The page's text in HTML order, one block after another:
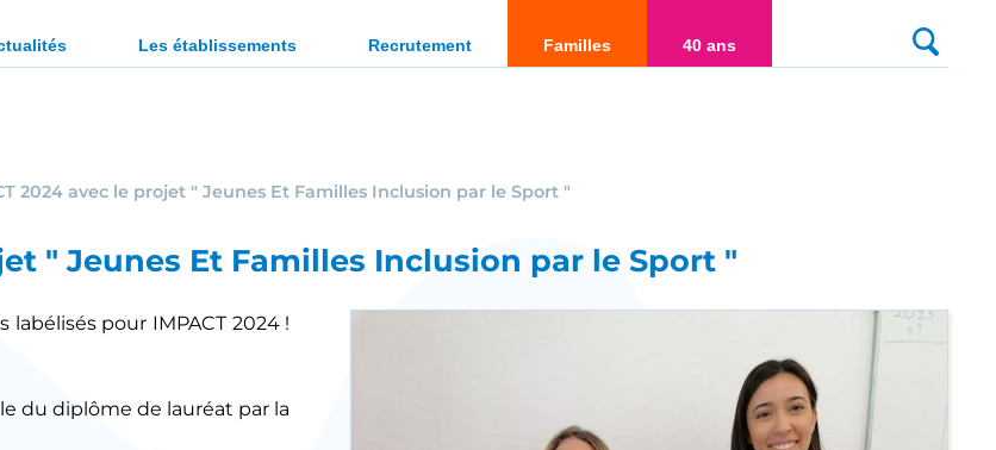
personnes en situation de handicap ou en difficulté
Les établissements Recrutement Familles 40 ans
2024 avec le projet " Jeunes Et Familles Inclusion par le Sport "
" Jeunes Et Familles Inclusion par le Sport "
labélisés pour IMPACT 2024 !
du diplôme de lauréat par la